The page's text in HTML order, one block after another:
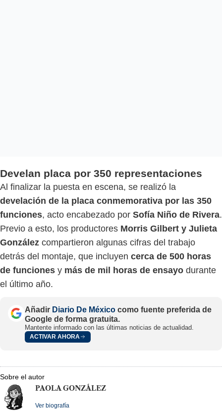
Develan placa por 350 representaciones
Al finalizar la puesta en escena, se realizó la
develación de la placa conmemorativa por las 350
funciones, acto encabezado por Sofía Niño de Rivera.
Previo a esto, los productores Morris Gilbert y Julieta
González compartieron algunas cifras del trabajo
detrás del montaje, que incluyen cerca de 500 horas
de funciones y más de mil horas de ensayo durante
el último año.
Añadir Diario De México como fuente preferida de
Google de forma gratuita.
Mantente informado con las últimas noticias de actualidad.
ACTIVAR AHORA
Sobre el autor
PAOLA GONZÁLEZ
Ver biografía